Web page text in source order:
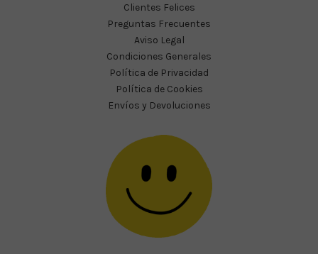
Clientes Felices
Preguntas Frecuentes
Aviso Legal
Condiciones Generales
Política de Privacidad
Política de Cookies
Envíos y Devoluciones